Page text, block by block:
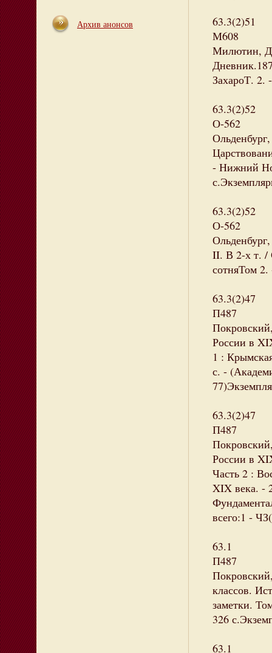
Архив анонсов
63.3(2)51
М608
Милютин,
ЗахароТ. 2.
63.3(2)52
О-562
- Нижний
63.3(2)52
О-562
II. В 2-х т. /
сотняТом
63.3(2)47
П487
России в
1 :
с. -
63.3(2)47
П487
России в
Часть 2 :
XIX века. -
всего:1 -
63.1
П487
классов.
заметки.
326
63.1